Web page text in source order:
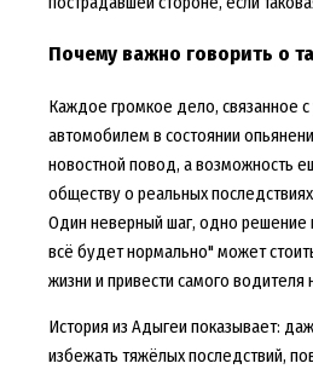
Почему важно говорить о
Каждое громкое дело, связанное
автомобилем в состоянии
новостной повод, а возможность
обществу о реальных
Один неверный шаг, одно решение
всё будет нормально" может
жизни и привести самого
История из Адыгеи показывает:
избежать тяжёлых последствий,